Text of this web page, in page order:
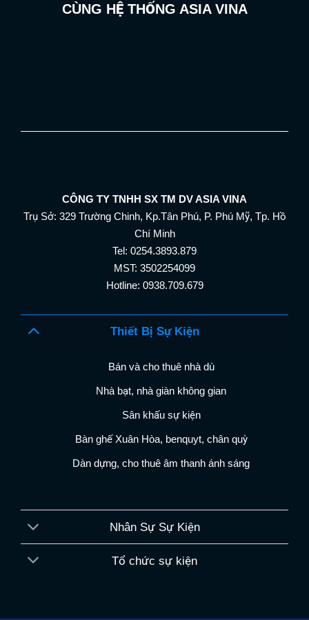
CÙNG HỆ THỐNG ASIA VINA
CÔNG TY TNHH SX TM DV ASIA VINA
Trụ Sở: 329 Trường Chinh, Kp.Tân Phú, P. Phú Mỹ, Tp. Hồ
Chí Minh
Tel: 0254.3893.879
MST: 3502254099
Hotline: 0938.709.679
Thiết Bị Sự Kiện
Bán và cho thuê nhà dù
Nhà bạt, nhà giàn không gian
Sân khấu sự kiện
Bàn ghế Xuân Hòa, benquyt, chân quỳ
Dàn dựng, cho thuê âm thanh ánh sáng
Nhân Sự Sự Kiện
Tổ chức sự kiện